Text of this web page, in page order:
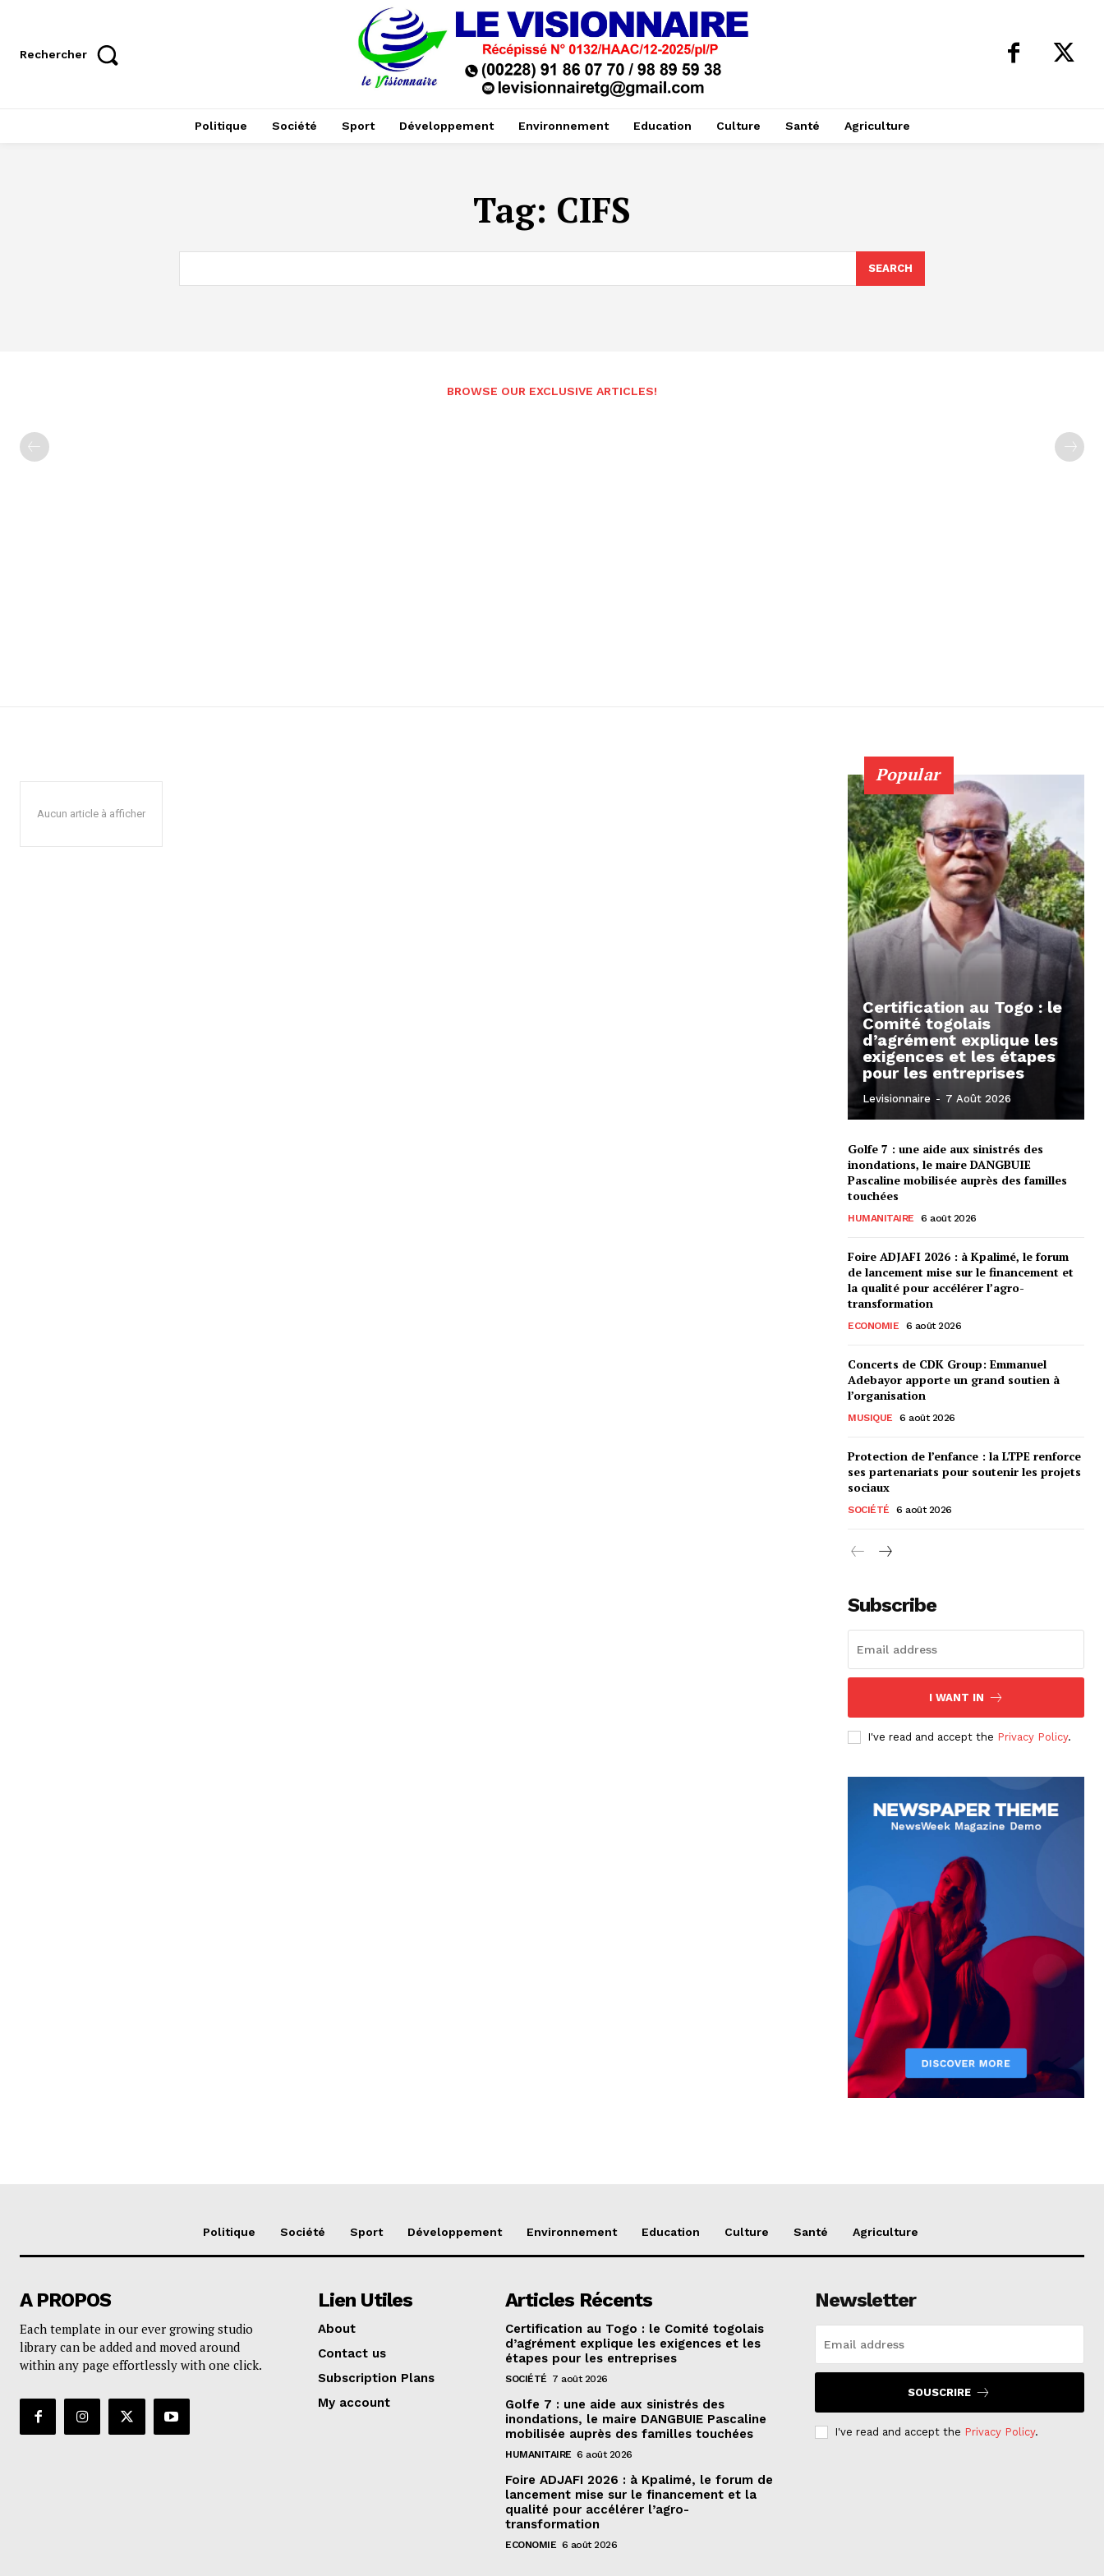
Rechercher
Politique Société Sport Développement Environnement Education Culture Santé Agriculture
Tag: CIFS
SEARCH
BROWSE OUR EXCLUSIVE ARTICLES!
Aucun article à afficher
Popular
Certification au Togo : le
Comité togolais
d’agrément explique les
exigences et les étapes
pour les entreprises
Levisionnaire - 7 Août 2026
Golfe 7 : une aide aux sinistrés des
inondations, le maire DANGBUIE
Pascaline mobilisée auprès des familles
touchées
HUMANITAIRE 6 août 2026
Foire ADJAFI 2026 : à Kpalimé, le forum
de lancement mise sur le financement et
la qualité pour accélérer l’agro-
transformation
ECONOMIE 6 août 2026
Concerts de CDK Group: Emmanuel
Adebayor apporte un grand soutien à
l’organisation
MUSIQUE 6 août 2026
Protection de l’enfance : la LTPE renforce
ses partenariats pour soutenir les projets
sociaux
SOCIÉTÉ 6 août 2026
Subscribe
I WANT IN
I've read and accept the Privacy Policy.
Politique Société Sport Développement Environnement Education Culture Santé Agriculture
A PROPOS
Each template in our ever growing studio
library can be added and moved around
within any page effortlessly with one click.
Lien Utiles
About
Contact us
Subscription Plans
My account
Articles Récents
Certification au Togo : le Comité togolais
d’agrément explique les exigences et les
étapes pour les entreprises
SOCIÉTÉ 7 août 2026
Golfe 7 : une aide aux sinistrés des
inondations, le maire DANGBUIE Pascaline
mobilisée auprès des familles touchées
HUMANITAIRE 6 août 2026
Foire ADJAFI 2026 : à Kpalimé, le forum de
lancement mise sur le financement et la
qualité pour accélérer l’agro-
transformation
ECONOMIE 6 août 2026
Newsletter
SOUSCRIRE
I've read and accept the Privacy Policy.